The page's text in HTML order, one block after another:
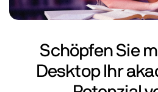
Schöpfen Sie
DesktopIhr